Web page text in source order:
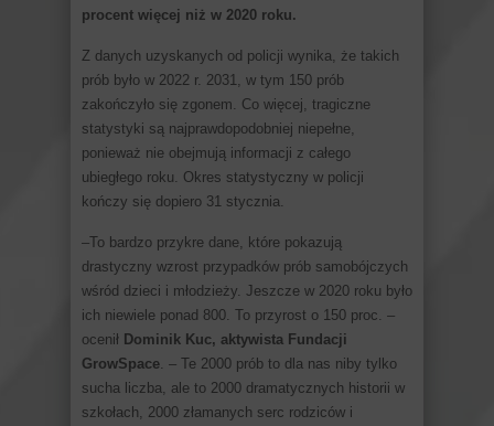
procent więcej niż w 2020 roku.
Z danych uzyskanych od policji wynika, że takich
prób było w 2022 r. 2031, w tym 150 prób
zakończyło się zgonem. Co więcej, tragiczne
statystyki są najprawdopodobniej niepełne,
ponieważ nie obejmują informacji z całego
ubiegłego roku. Okres statystyczny w policji
kończy się dopiero 31 stycznia.
–To bardzo przykre dane, które pokazują
drastyczny wzrost przypadków prób samobójczych
wśród dzieci i młodzieży. Jeszcze w 2020 roku było
ich niewiele ponad 800. To przyrost o 150 proc. –
ocenił Dominik Kuc, aktywista Fundacji
GrowSpace . – Te 2000 prób to dla nas niby tylko
sucha liczba, ale to 2000 dramatycznych historii w
szkołach, 2000 złamanych serc rodziców i